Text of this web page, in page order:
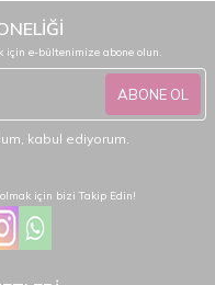
için e-bültenimize abone olun.
ABONE OL
kabul ediyorum.
için bizi Takip Edin!